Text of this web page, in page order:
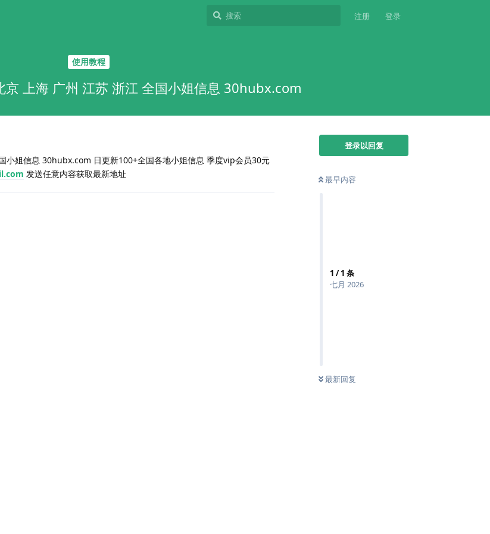
注册 登录
使用教程
京 上海 广州 江苏 浙江 全国小姐信息 30hubx.com
登录以回复
最早内容
1 /1 条
七月 2026
最新回复
小姐信息 30hubx.com 日更新100+全国各地小姐信息 季度vip会员30元
发送任意内容获取最新地址